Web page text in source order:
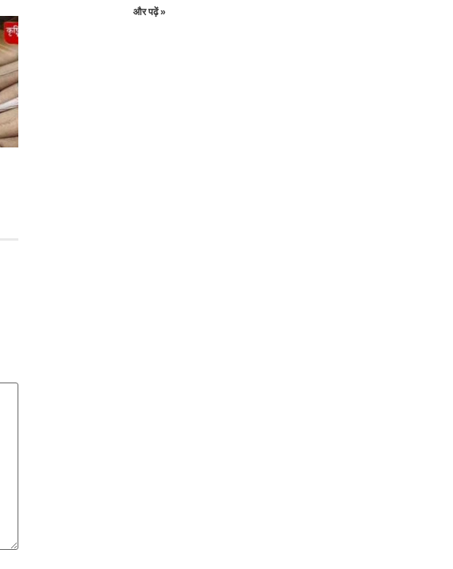
और पढ़ें »